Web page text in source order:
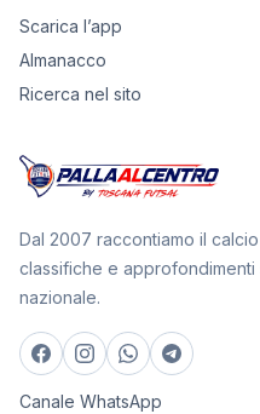
Scarica l’app
Almanacco
Ricerca nel sito
Dal 2007 raccontiamo il
classifiche e approfondimenti
nazionale.
Canale WhatsApp